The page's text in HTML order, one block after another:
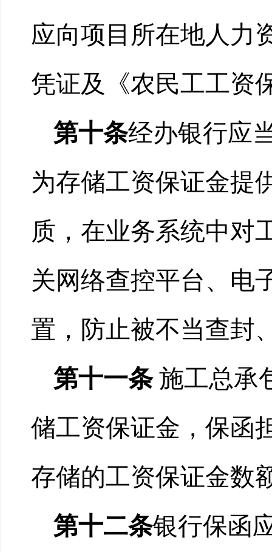
应向项目所在地人力
凭证及《农民工工资
第十条经办银行应
为存储工资保证金提
质，在业务系统中对
关网络查控平台、电
置，防止被不当查封
第十一条 施工总承
储工资保证金，保函
存储的工资保证金数
第十二条银行保函